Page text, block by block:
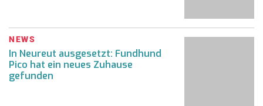
NEWS
In Neureut ausgesetzt: Fundhund
Pico hat ein neues Zuhause
gefunden